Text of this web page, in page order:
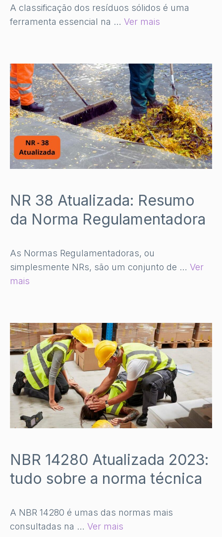
A classificação dos resíduos sólidos é uma
ferramenta essencial na … Ver mais
NR 38 Atualizada: Resumo
da Norma Regulamentadora
As Normas Regulamentadoras, ou
simplesmente NRs, são um conjunto de … Ver
mais
NBR 14280 Atualizada 2023:
tudo sobre a norma técnica
A NBR 14280 é umas das normas mais
consultadas na … Ver mais